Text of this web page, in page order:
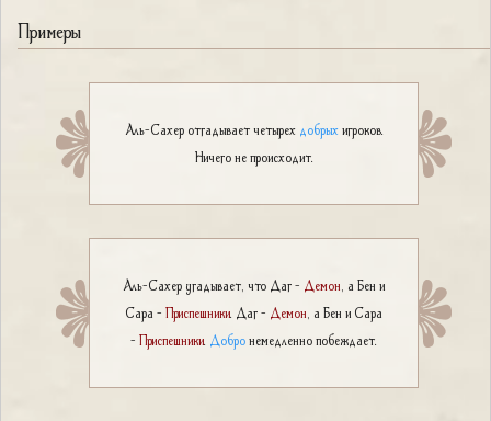
Примеры
Аль-Сахер отгадывает четырех добрыхигроков.
Ничего не происходит.
Аль-Сахер угадывает, что Даг - Демон, а Бен и
Сара - Приспешники. Даг - Демон, а Бен и Сара
- Приспешники. Добронемедленно побеждает.